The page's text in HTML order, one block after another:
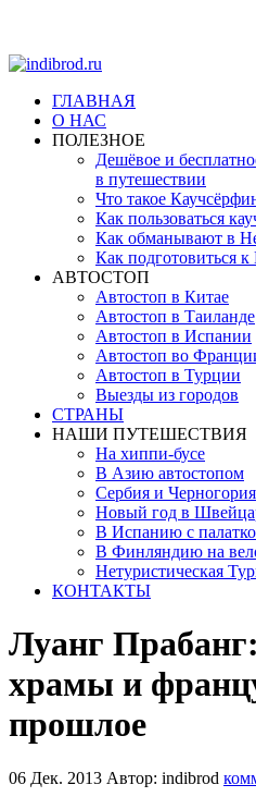
ГЛАВНАЯ
О НАС
ПОЛЕЗНОЕ
Дешёвое и
в путешествии
Что такое
Как пользоваться
Как обманывают в
Как подготовиться
АВТОСТОП
Автостоп в Китае
Автостоп в Таиланде
Автостоп в Испании
Автостоп во
Автостоп в Турции
Выезды из городов
СТРАНЫ
НАШИ ПУТЕШЕСТВИЯ
На хиппи-бусе
В Азию автостопом
Сербия и Черногория
Новый год в
В Испанию с
В Финляндию на
Нетуристическая
КОНТАКТЫ
Луанг
храмы и
прошлое
06 Дек. 2013 Автор: indibrod